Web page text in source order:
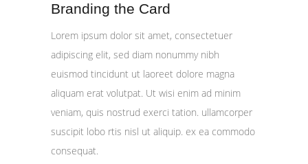
Branding the Card
Lorem ipsum dolor sit amet, consectetuer
adipiscing elit, sed diam nonummy nibh
euismod tincidunt ut laoreet dolore magna
aliquam erat volutpat. Ut wisi enim ad minim
veniam, quis nostrud exerci tation. ullamcorper
suscipit lobo rtis nisl ut aliquip. ex ea commodo
consequat.